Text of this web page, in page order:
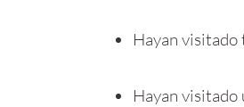
Hayan visitado
Hayan visitado